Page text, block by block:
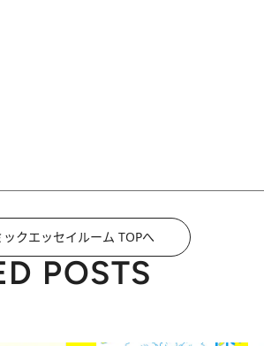
ックエッセイルーム TOPへ
POSTS